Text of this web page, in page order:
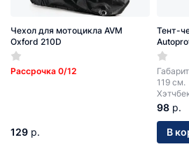
Чехол для мотоцикла AVM
Oxford 210D
Рассрочка 0/12
129 р.
Тент-
119 см.
98 р.
В